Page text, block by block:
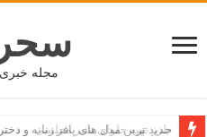
مجله
جدید ترین مدل های پافر زنانه و